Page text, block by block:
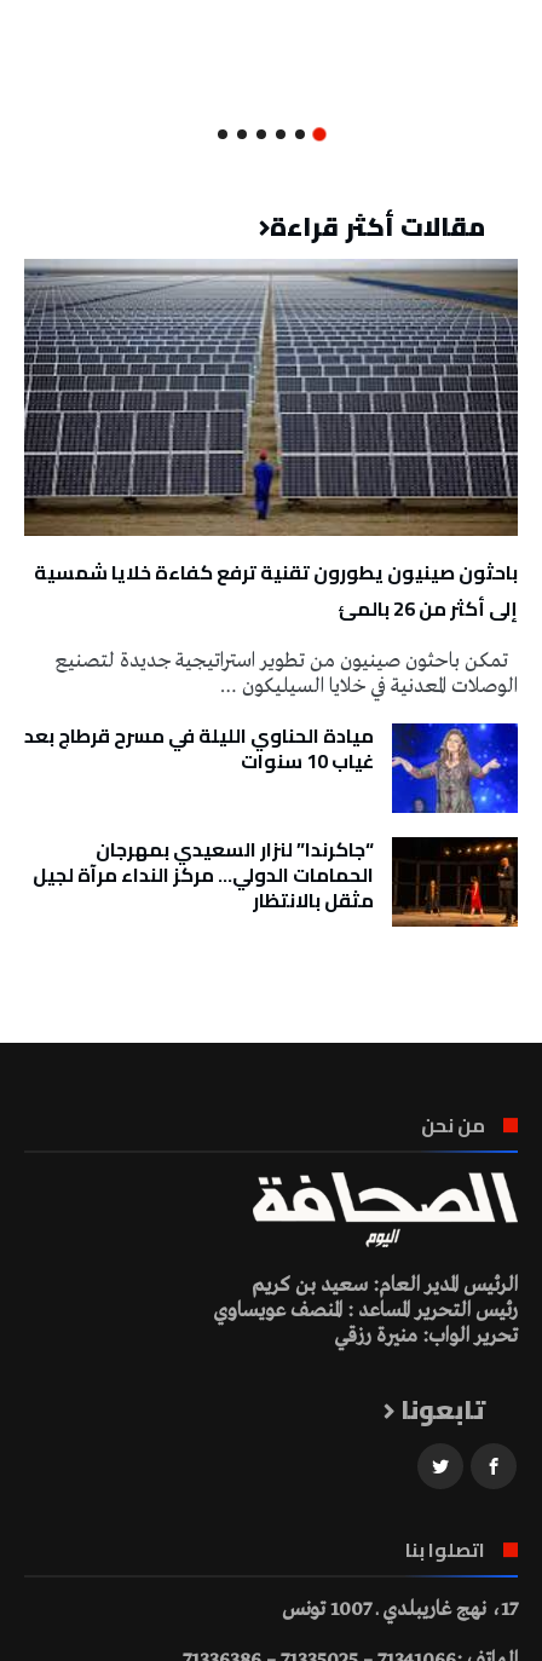
مقالات أكثر قراءة
باحثون صينيون يطورون تقنية ترفع كفاءة خلايا شمسية
إلى أكثر من 26 بالمئ
تمكن باحثون صينيون من تطوير استراتيجية جديدة لتصنيع
الوصلات المعدنية في خلايا السيليكون …
ميادة الحناوي الليلة في مسرح قرطاج بعد
غياب 10 سنوات
“جاكرندا” لنزار السعيدي بمهرجان
الحمامات الدولي… مركز النداء مرآة لجيل
مثقل بالانتظار
من نحن
الرئيس المدير العام: سعيد بن كريم
رئيس التحرير المساعد : المنصف عويساوي
تحرير الواب: منيرة رزقي
تابعونا
اتصلوا بنا
17، نهج غاريبلدي ـ 1007 تونس